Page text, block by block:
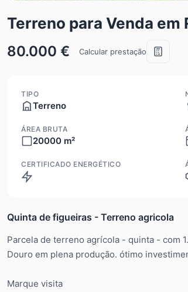
Terreno para Venda em
80.000 € Calcular prestação
TIPO
Terreno
ÁREA BRUTA
20000 m²
CERTIFICADO ENERGÉTICO
Quinta de figueiras - Terreno agricola
Parcela de terreno agrícola - quinta - com
Douro em plena produção. ótimo
Marque visita